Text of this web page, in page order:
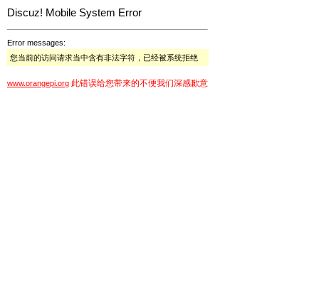
Discuz! Mobile System Error
Error messages:
您当前的访问请求当中含有非法字符，已经被系统拒绝
www.orangepi.org 此错误给您带来的不便我们深感歉意